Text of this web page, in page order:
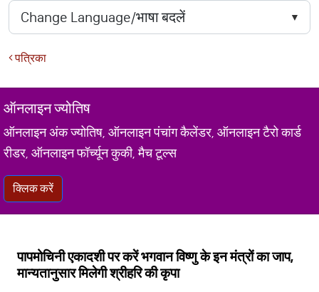
पत्रिका
ऑनलाइन ज्योतिष
ऑनलाइन अंक ज्योतिष, ऑनलाइन पंचांग कैलेंडर, ऑनलाइन टैरो कार्ड
रीडर, ऑनलाइन फॉर्च्यून कुकी, मैच टूल्स
क्लिक करें
पापमोचिनी एकादशी पर करें भगवान विष्णु के इन मंत्रों का जाप,
मान्यतानुसार मिलेगी श्रीहरि की कृपा